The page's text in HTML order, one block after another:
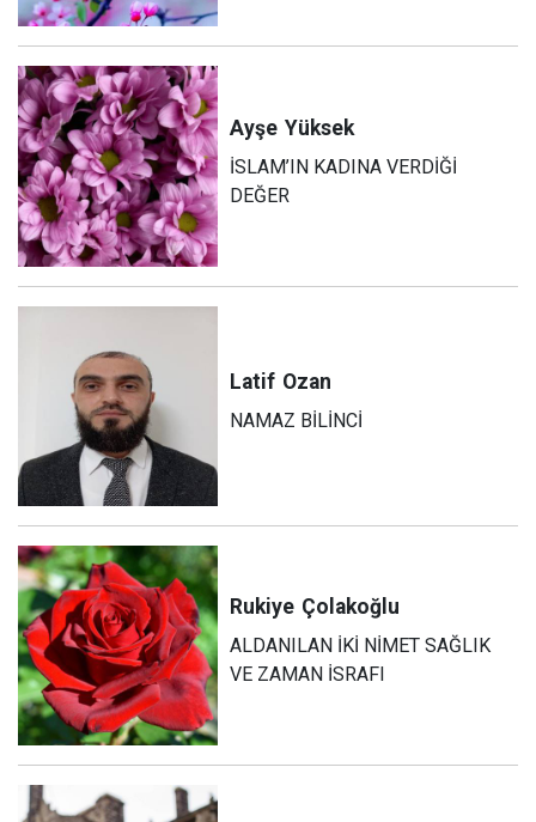
Ayşe Yüksek
İSLAM’IN KADINA VERDİĞİ
DEĞER
Latif Ozan
NAMAZ BİLİNCİ
Rukiye Çolakoğlu
ALDANILAN İKİ NİMET SAĞLIK
VE ZAMAN İSRAFI